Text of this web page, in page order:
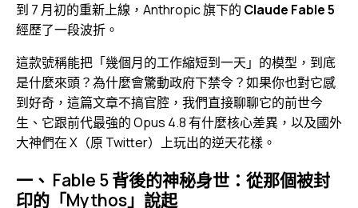
到 7 月初的重新上線，Anthropic 旗下的 Claude Fable 5
經歷了一段波折。
這款號稱能把「幾個月的工作縮短到一天」的模型，到底
是什麼來頭？為什麼會驚動政府下禁令？如果你也對它感
到好奇，這篇文章不搞官腔，我們直接聊聊它的前世今
生、它跟前代最強的 Opus 4.8 有什麼核心差異，以及國外
大神們在 X（原 Twitter）上玩出的逆天花樣。
一、 Fable 5 背後的神秘身世：從那個被封
印的「Mythos」說起